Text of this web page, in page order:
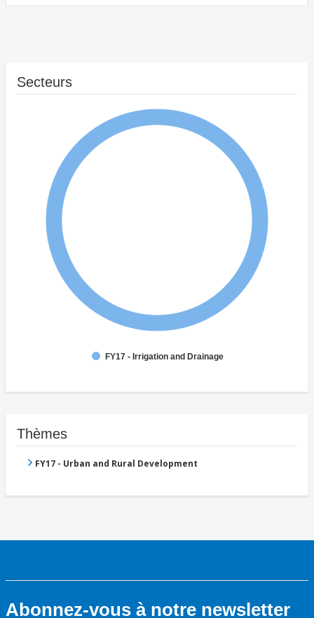
Secteurs
FY17 - Irrigation and Drainage
Thèmes
FY17 - Urban and Rural Development
Abonnez-vous à notre newsletter